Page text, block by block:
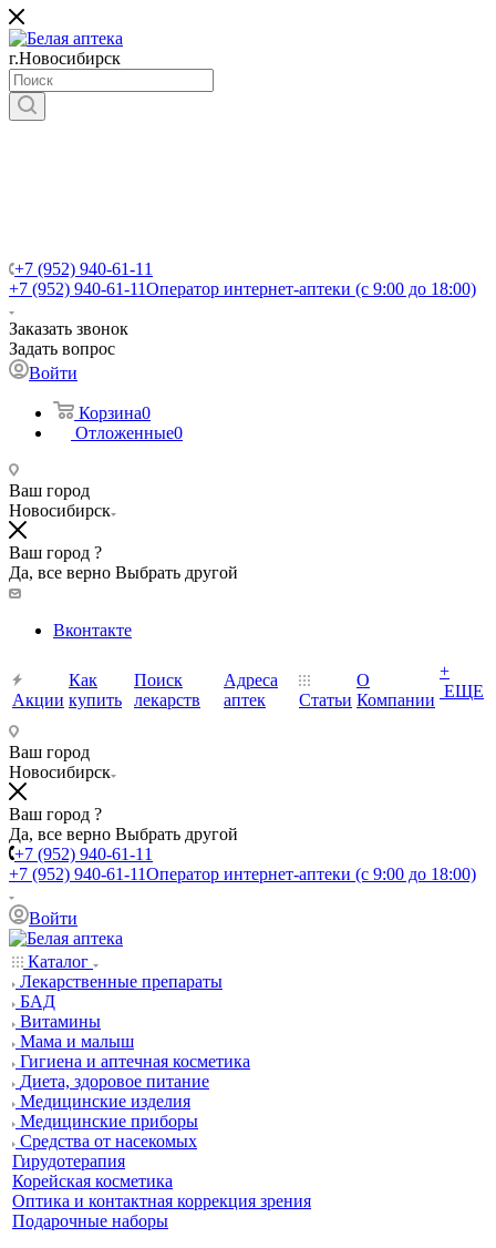
г.Новосибирск
+7 (952) 940-61-11
+7 (952) 940-61-11Оператор интернет-аптеки (с 9:00 до 18:00)
Заказать звонок
Задать вопрос
Войти
Корзина0
Отложенные0
Ваш город
Новосибирск
Ваш город ?
Да, все верно Выбрать другой
Вконтакте
Акции
Как
купить
Поиск
лекарств
Адреса
аптек
Статьи
О
Компании
+
ЕЩЕ
Ваш город
Новосибирск
Ваш город ?
Да, все верно Выбрать другой
+7 (952) 940-61-11
+7 (952) 940-61-11Оператор интернет-аптеки (с 9:00 до 18:00)
Войти
Каталог
Лекарственные препараты
БАД
Витамины
Мама и малыш
Гигиена и аптечная косметика
Диета, здоровое питание
Медицинские изделия
Медицинские приборы
Средства от насекомых
Гирудотерапия
Корейская косметика
Оптика и контактная коррекция зрения
Подарочные наборы